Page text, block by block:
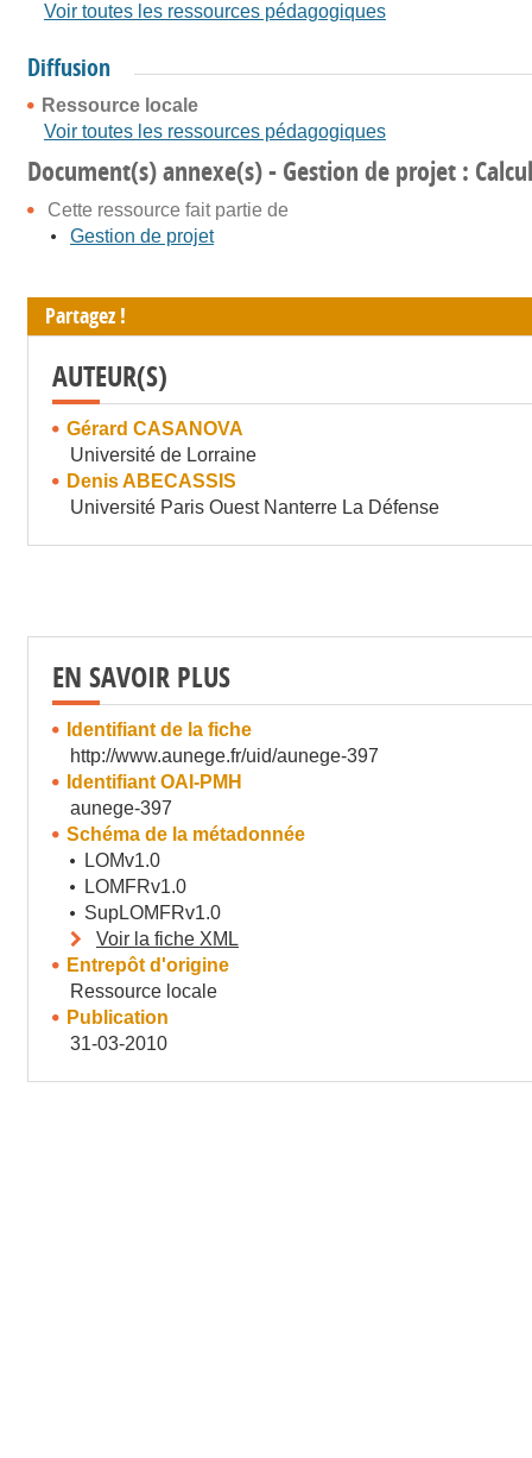
Voir toutes les ressources pédagogiques
Diffusion
Ressource locale
Voir toutes les ressources pédagogiques
Document(s) annexe(s) - Gestion de projet :
Cette ressource fait partie de
Gestion de projet
Partagez !
AUTEUR(S)
Gérard CASANOVA
Université de Lorraine
Denis ABECASSIS
Université Paris Ouest Nanterre La Défense
EN SAVOIR PLUS
Identifiant de la fiche
http://www.aunege.fr/uid/aunege-397
Identifiant OAI-PMH
aunege-397
Schéma de la métadonnée
LOMv1.0
LOMFRv1.0
SupLOMFRv1.0
Voir la fiche XML
Entrepôt d'origine
Ressource locale
Publication
31-03-2010